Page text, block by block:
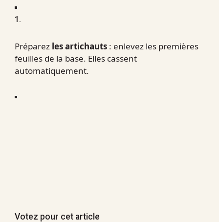
1.
Préparez les artichauts : enlevez les premières
feuilles de la base. Elles cassent
automatiquement.
Votez pour cet article